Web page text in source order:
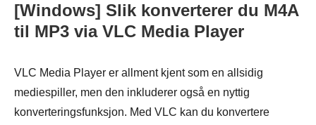
[Windows] Slik konverterer du M4A
til MP3 via VLC Media Player
VLC Media Player er allment kjent som en allsidig
mediespiller, men den inkluderer også en nyttig
konverteringsfunksjon. Med VLC kan du konvertere